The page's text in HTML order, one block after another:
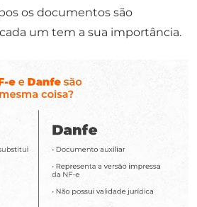
os documentos são
um tem a sua importância.